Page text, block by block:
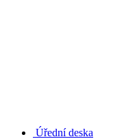
Úřední deska